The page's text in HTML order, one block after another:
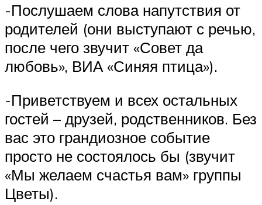
-Послушаем слова напутствия от
родителей (они выступают с речью,
после чего звучит «Совет да
любовь», ВИА «Синяя птица»).
-Приветствуем и всех остальных
гостей – друзей, родственников. Без
вас это грандиозное событие
просто не состоялось бы (звучит
«Мы желаем счастья вам» группы
Цветы).